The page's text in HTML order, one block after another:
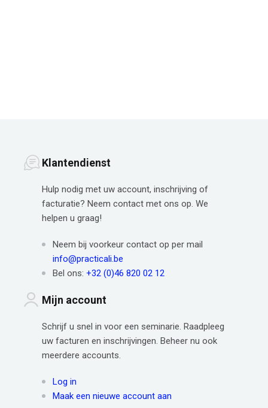
Klantendienst
Hulp nodig met uw account, inschrijving of
facturatie? Neem contact met ons op. We
helpen u graag!
Neem bij voorkeur contact op per mail
info@practicali.be
Bel ons: +32 (0)46 820 02 12
Mijn account
Schrijf u snel in voor een seminarie. Raadpleeg
uw facturen en inschrijvingen. Beheer nu ook
meerdere accounts.
Log in
Maak een nieuwe account aan